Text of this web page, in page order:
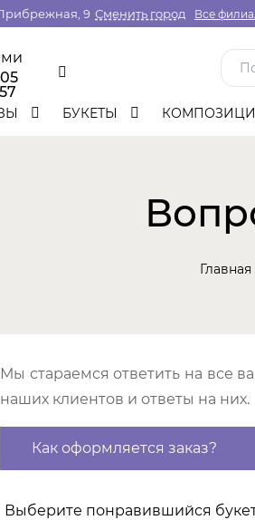
9 Сменить город Все
БУКЕТЫ
Главная
Мы стараемся ответить на все
наших клиентов и ответы на них.
Как оформляется заказ?
Выберите понравившийся букет